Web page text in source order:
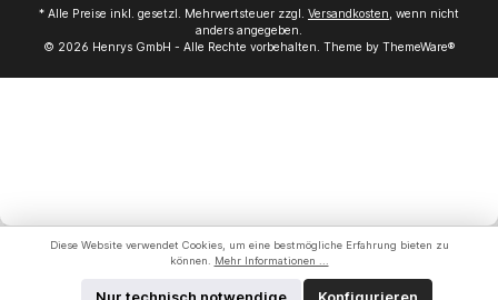
* Alle Preise inkl. gesetzl. Mehrwertsteuer zzgl. Versandkosten, wenn nicht
anders angegeben.
© 2026 Henrys GmbH - Alle Rechte vorbehalten. Theme by ThemeWare®
Diese Website verwendet Cookies, um eine bestmögliche Erfahrung bieten zu
können.
Mehr Informationen ...